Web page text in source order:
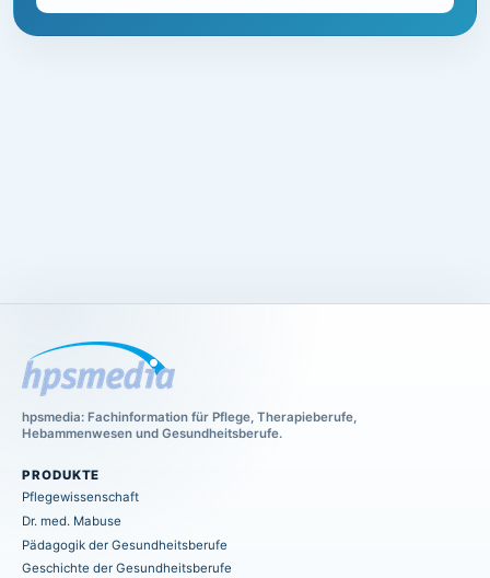
hpsmedia: Fachinformation für Pflege, Therapieberufe,
Hebammenwesen und Gesundheitsberufe.
PRODUKTE
Pflegewissenschaft
Dr. med. Mabuse
Pädagogik der Gesundheitsberufe
Geschichte der Gesundheitsberufe